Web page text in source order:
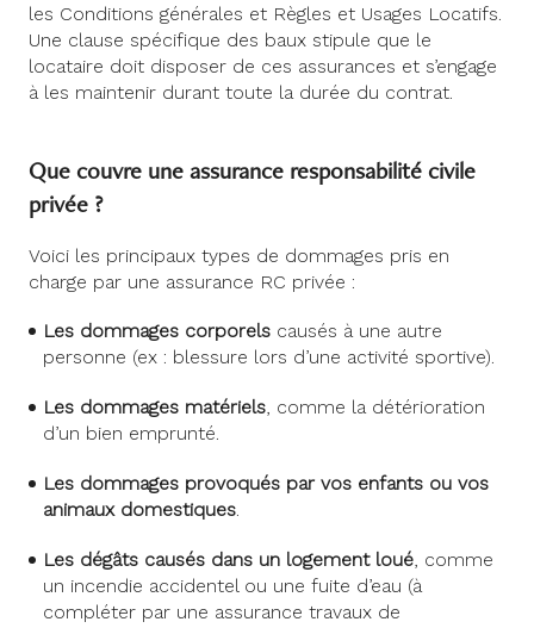
les Conditions générales et Règles et Usages Locatifs.
Une clause spécifique des baux stipule que le
locataire doit disposer de ces assurances et s’engage
à les maintenir durant toute la durée du contrat.
Que couvre une assurance responsabilité civile
privée ?
Voici les principaux types de dommages pris en
charge par une assurance RC privée :
Les dommages corporels causés à une autre
personne (ex : blessure lors d’une activité sportive).
Les dommages matériels, comme la détérioration
d’un bien emprunté.
Les dommages provoqués par vos enfants ou vos
animaux domestiques.
Les dégâts causés dans un logement loué, comme
un incendie accidentel ou une fuite d’eau (à
compléter par une assurance travaux de